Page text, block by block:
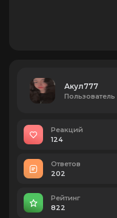
Акул777
Пользователь
Реакций
124
Ответов
202
Рейтинг
822